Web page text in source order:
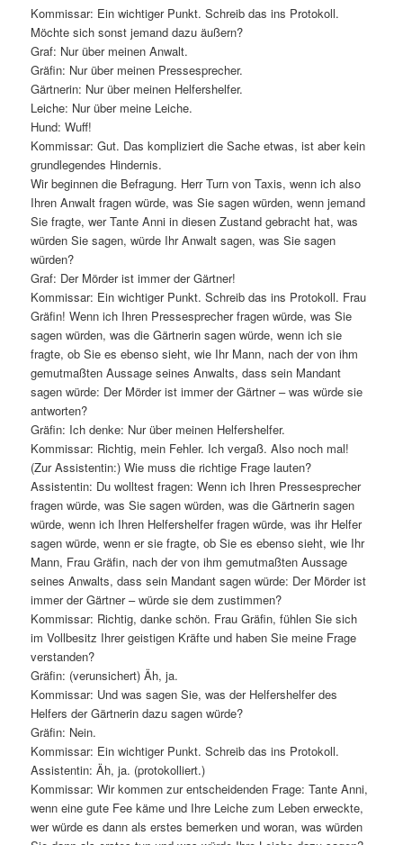
Kommissar: Ein wichtiger Punkt. Schreib das ins Protokoll.
Möchte sich sonst jemand dazu äußern?
Graf: Nur über meinen Anwalt.
Gräfin: Nur über meinen Pressesprecher.
Gärtnerin: Nur über meinen Helfershelfer.
Leiche: Nur über meine Leiche.
Hund: Wuff!
Kommissar: Gut. Das kompliziert die Sache etwas, ist aber kein
grundlegendes Hindernis.
Wir beginnen die Befragung. Herr Turn von Taxis, wenn ich also
Ihren Anwalt fragen würde, was Sie sagen würden, wenn jemand
Sie fragte, wer Tante Anni in diesen Zustand gebracht hat, was
würden Sie sagen, würde Ihr Anwalt sagen, was Sie sagen
würden?
Graf: Der Mörder ist immer der Gärtner!
Kommissar: Ein wichtiger Punkt. Schreib das ins Protokoll. Frau
Gräfin! Wenn ich Ihren Pressesprecher fragen würde, was Sie
sagen würden, was die Gärtnerin sagen würde, wenn ich sie
fragte, ob Sie es ebenso sieht, wie Ihr Mann, nach der von ihm
gemutmaßten Aussage seines Anwalts, dass sein Mandant
sagen würde: Der Mörder ist immer der Gärtner – was würde sie
antworten?
Gräfin: Ich denke: Nur über meinen Helfershelfer.
Kommissar: Richtig, mein Fehler. Ich vergaß. Also noch mal!
(Zur Assistentin:) Wie muss die richtige Frage lauten?
Assistentin: Du wolltest fragen: Wenn ich Ihren Pressesprecher
fragen würde, was Sie sagen würden, was die Gärtnerin sagen
würde, wenn ich Ihren Helfershelfer fragen würde, was ihr Helfer
sagen würde, wenn er sie fragte, ob Sie es ebenso sieht, wie Ihr
Mann, Frau Gräfin, nach der von ihm gemutmaßten Aussage
seines Anwalts, dass sein Mandant sagen würde: Der Mörder ist
immer der Gärtner – würde sie dem zustimmen?
Kommissar: Richtig, danke schön. Frau Gräfin, fühlen Sie sich
im Vollbesitz Ihrer geistigen Kräfte und haben Sie meine Frage
verstanden?
Gräfin: (verunsichert) Äh, ja.
Kommissar: Und was sagen Sie, was der Helfershelfer des
Helfers der Gärtnerin dazu sagen würde?
Gräfin: Nein.
Kommissar: Ein wichtiger Punkt. Schreib das ins Protokoll.
Assistentin: Äh, ja. (protokolliert.)
Kommissar: Wir kommen zur entscheidenden Frage: Tante Anni,
wenn eine gute Fee käme und Ihre Leiche zum Leben erweckte,
wer würde es dann als erstes bemerken und woran, was würden